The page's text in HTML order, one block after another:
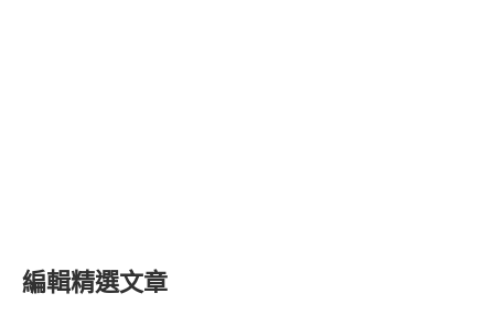
編輯精選文章